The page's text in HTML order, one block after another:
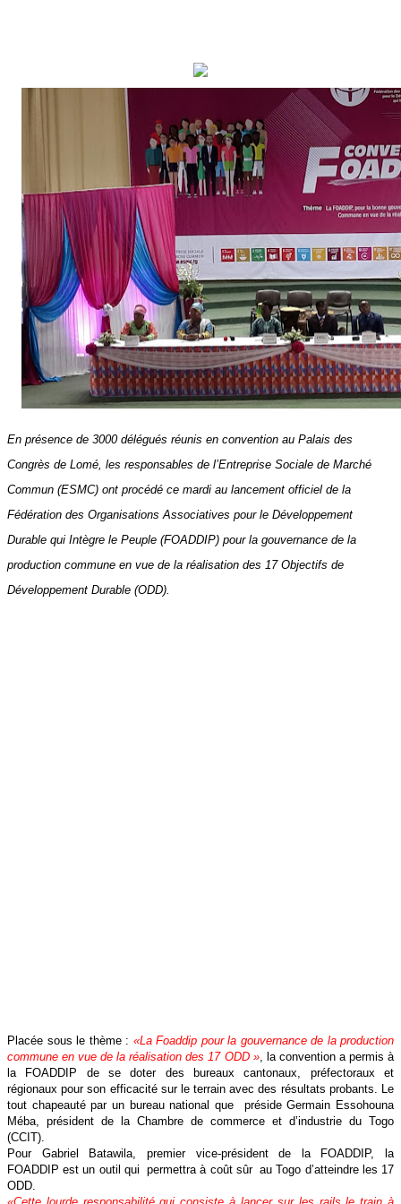
En présence de 3000 délégués réunis en convention au Palais des
Congrès de Lomé, les responsables de l’Entreprise Sociale de Marché
Commun (ESMC) ont procédé ce mardi au lancement officiel de la
Fédération des Organisations Associatives pour le Développement
Durable qui Intègre le Peuple (FOADDIP) pour la gouvernance de la
production commune en vue de la réalisation des 17 Objectifs de
Développement Durable (ODD).
Placée sous le thème : «La Foaddip pour la gouvernance de la production
commune en vue de la réalisation des 17 ODD », la convention a permis à
la FOADDIP de se doter des bureaux cantonaux, préfectoraux et
régionaux pour son efficacité sur le terrain avec des résultats probants. Le
tout chapeauté par un bureau national que préside Germain Essohouna
Méba, président de la Chambre de commerce et d’industrie du Togo
(CCIT).
Pour Gabriel Batawila, premier vice-président de la FOADDIP, la
FOADDIP est un outil qui permettra à coût sûr au Togo d’atteindre les 17
ODD.